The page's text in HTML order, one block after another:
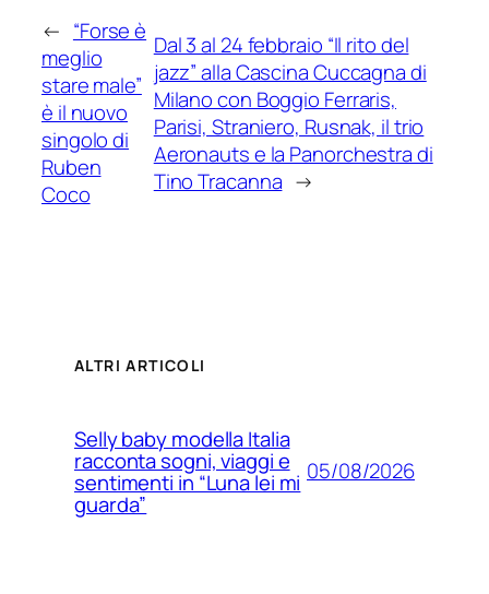
← “Forse è
meglio
stare male”
è il nuovo
singolo di
Ruben
Coco
Dal 3 al 24 febbraio “Il rito del
jazz” alla Cascina Cuccagna di
Milano con Boggio Ferraris,
Parisi, Straniero, Rusnak, il trio
Aeronauts e la Panorchestra di
Tino Tracanna →
ALTRI ARTICOLI
Selly baby modella Italia
racconta sogni, viaggi e
sentimenti in “Luna lei mi
guarda”
05/08/2026